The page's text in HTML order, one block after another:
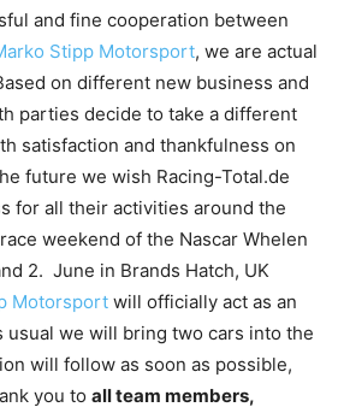
and fine cooperation between
Stipp Motorsport, we are actual
on different new business and
parties decide to take a different
satisfaction and thankfulness on
future we wish Racing-Total.de
for all their activities around the
weekend of the Nascar Whelen
2. June in Brands Hatch, UK
Motorsport will officially act as an
usual we will bring two cars into the
will follow as soon as possible,
you to all team members,